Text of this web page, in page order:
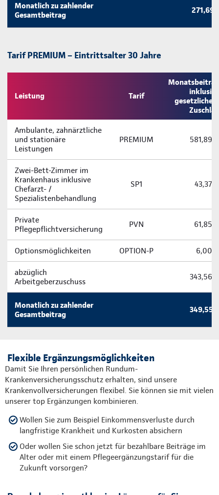
Monatlich zu zahlender
Gesamtbeitrag
271,69
Tarif PREMIUM – Eintrittsalter 30 Jahre
Leistung Tarif
Monatsbeitrag
inklusive
gesetzlichem
Zuschlag
Ambulante, zahnärztliche
und stationäre
Leistungen
PREMIUM 581,89 €
Zwei-­Bett-­Zimmer im
Krankenhaus inklusive
Chefarzt- /
Spezialistenbehandlung
SP1 43,37 €
Private
Pflegepflichtversicherung
PVN 61,85 €
Optionsmöglichkeiten OPTION-P 6,00 €
abzüglich
Arbeitgeberzuschuss
343,56 €
Monatlich zu zahlender
Gesamtbeitrag
349,55 €
Flexible Ergänzungsmöglichkeiten
Damit Sie Ihren persönlichen Rundum-
Krankenversicherungsschutz erhalten, sind unsere
Krankenvollversicherungen flexibel. Sie können sie mit vielen
unserer top Ergänzungen kombinieren.
Wollen Sie zum Beispiel Einkommensverluste durch
langfristige Krankheit und Kurkosten absichern
Oder wollen Sie schon jetzt für bezahlbare Beiträge im
Alter oder mit einem Pflegeergänzungstarif für die
Zukunft vorsorgen?